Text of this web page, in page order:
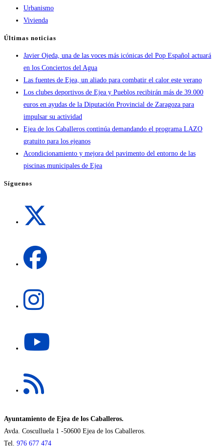
Urbanismo
Vivienda
Últimas noticias
Javier Ojeda, una de las voces más icónicas del Pop Español actuará
en los Conciertos del Agua
Las fuentes de Ejea, un aliado para combatir el calor este verano
Los clubes deportivos de Ejea y Pueblos recibirán más de 39.000
euros en ayudas de la Diputación Provincial de Zaragoza para
impulsar su actividad
Ejea de los Caballeros continúa demandando el programa LAZO
gratuito para los ejeanos
Acondicionamiento y mejora del pavimento del entorno de las
piscinas municipales de Ejea
Síguenos
pestaña
abre
abre
nueva
pestaña
en
nueva
pestaña
Ayuntamiento de Ejea de los Caballeros.
Avda. Cosculluela 1 -50600 Ejea de los Caballeros.
Tel. 976 677 474